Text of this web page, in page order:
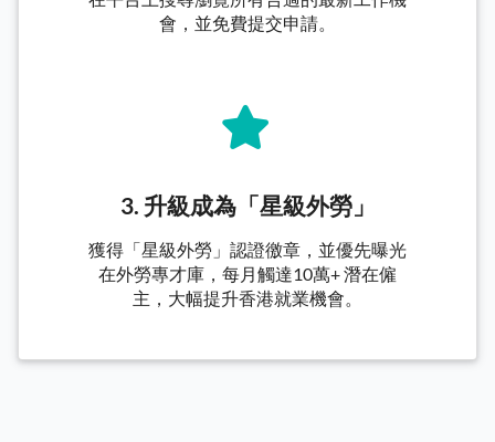
會，並免費提交申請。
3. 升級成為「星級外勞」
獲得「星級外勞」認證徼章，並優先曝光
在外勞專才庫，每月觸達10萬+ 潛在僱
主，大幅提升香港就業機會。